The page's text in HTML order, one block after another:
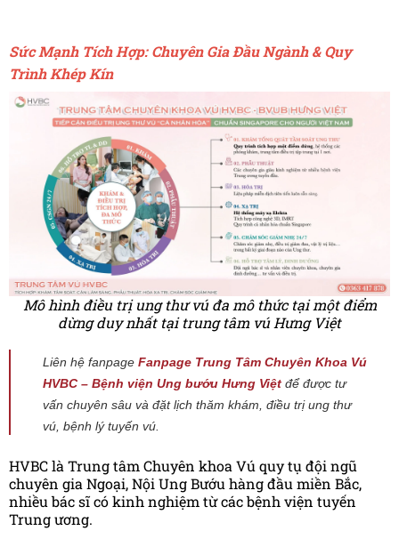
Sức Mạnh Tích Hợp: Chuyên Gia Đầu Ngành & Quy
Trình Khép Kín
Mô hình điều trị ung thư vú đa mô thức tại một điểm
dừng duy nhất tại trung tâm vú Hưng Việt
Liên hệ fanpage Fanpage Trung Tâm Chuyên Khoa Vú
HVBC – Bệnh viện Ung bướu Hưng Việtđể được tư
vấn chuyên sâu và đặt lịch thăm khám, điều trị ung thư
vú, bệnh lý tuyến vú.
HVBC là Trung tâm Chuyên khoa Vú quy tụ đội ngũ
chuyên gia Ngoại, Nội Ung Bướu hàng đầu miền Bắc,
nhiều bác sĩ có kinh nghiệm từ các bệnh viện tuyến
Trung ương.